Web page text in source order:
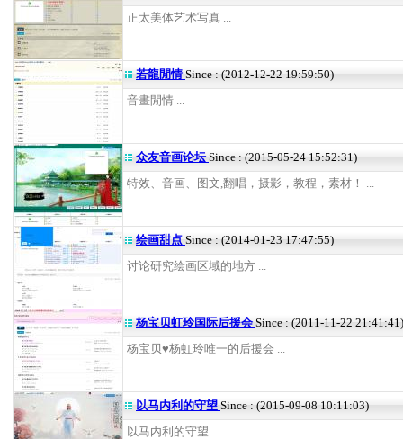
正太美体艺术写真 ...
若龍閒情 Since : (2012-12-22 19:59:50)
音畫閒情 ...
众友音画论坛Since : (2015-05-24 15:52:31)
特效、音画、图文,翻唱，摄影，教程，素材！ ...
绘画甜点 Since : (2014-01-23 17:47:55)
讨论研究绘画区域的地方 ...
杨宝贝虹玲国际后援会 Since : (2011-11-22 21:41:41)
杨宝贝♥杨虹玲唯一的后援会 ...
以马内利的守望 Since : (2015-09-08 10:11:03)
以马内利的守望 ...